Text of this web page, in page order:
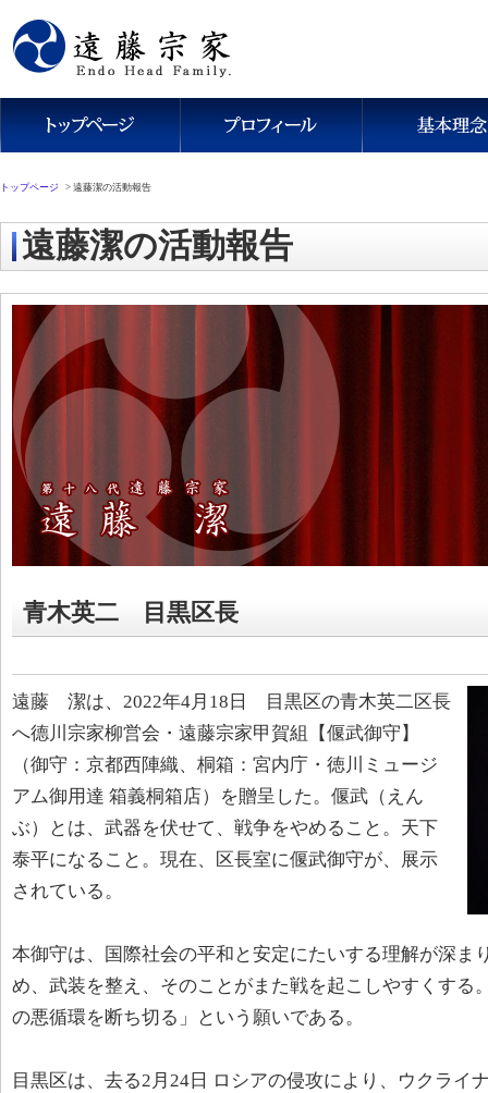
トップページ > 遠藤潔の活動報告
遠藤潔の活動報告
青木英二 目黒区長
遠藤 潔は、2022年4月18日 目黒区の青木英二区長
へ德川宗家柳営会・遠藤宗家甲賀組【偃武御守】
（御守：京都西陣織、桐箱：宮内庁・徳川ミュージ
アム御用達 箱義桐箱店）を贈呈した。偃武（えん
ぶ）とは、武器を伏せて、戦争をやめること。天下
泰平になること。現在、区長室に偃武御守が、展示
されている。
本御守は、国際社会の平和と安定にたいする理解が深ま
め、武装を整え、そのことがまた戦を起こしやすくする
の悪循環を断ち切る」という願いである。
目黒区は、去る2月24日 ロシアの侵攻により、ウクライ